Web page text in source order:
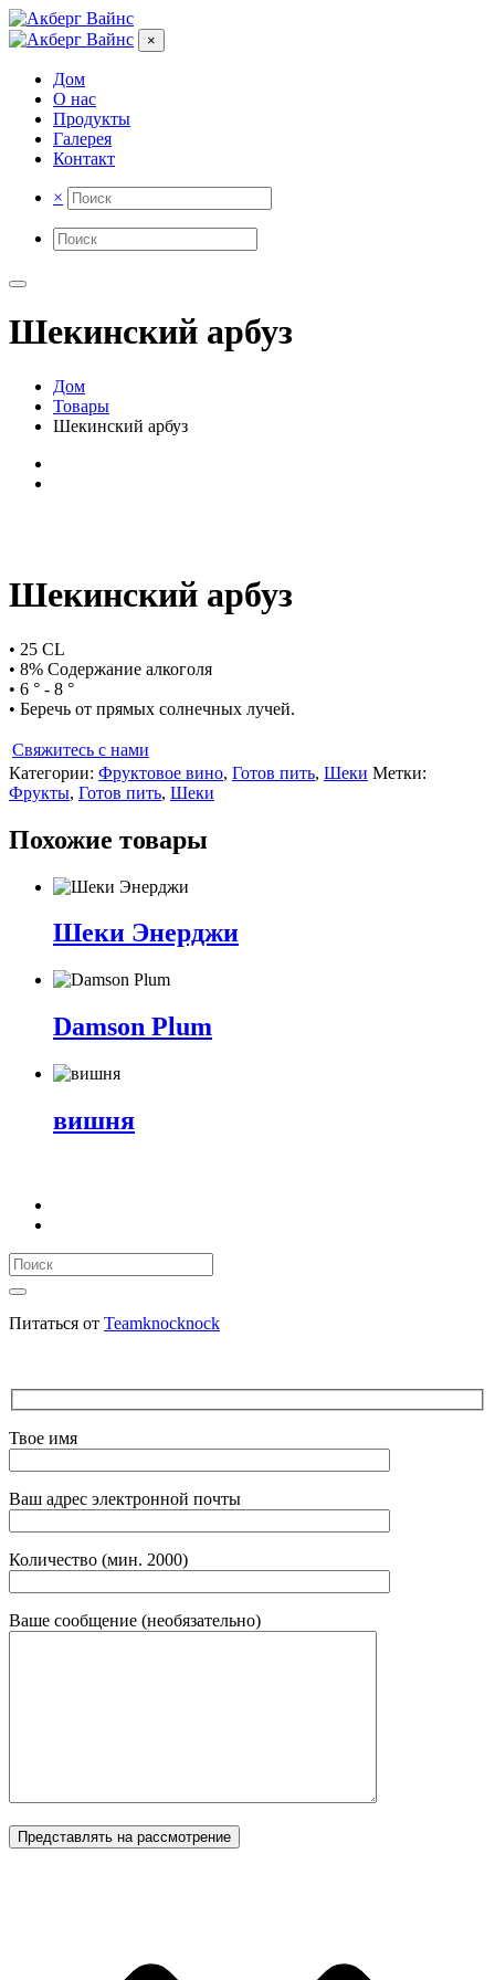
×
Дом
О нас
Продукты
Галерея
Контакт
×
Шекинский арбуз
Дом
Товары
Шекинский арбуз
Шекинский арбуз
• 25 CL
• 8% Содержание алкоголя
• 6 ° - 8 °
• Беречь от прямых солнечных лучей.
Свяжитесь с нами
Категории: Фруктовое вино, Готов пить, Шеки Метки:
Фрукты, Готов пить, Шеки
Похожие товары
Шеки Энерджи
Damson Plum
вишня
Питаться от Teamknocknock
Твое имя
Ваш адрес электронной почты
Количество (мин. 2000)
Ваше сообщение (необязательно)